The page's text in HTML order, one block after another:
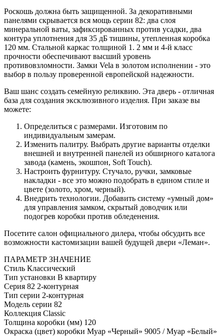
Роскошь должна быть защищенной. За декоративными
панелями скрывается вся мощь серии 82: два слоя
минеральной ваты, зафиксированных против усадки, два
контура уплотнения для 35 дБ тишины, утепленная коробка
120 мм. Стальной каркас толщиной 1. 2 мм и 4-й класс
прочности обеспечивают высший уровень
противовзломности. Замки Vela в золотом исполнении - это
выбор в пользу проверенной европейской надежности.
Ваш шанс создать семейную реликвию. Эта дверь - отличная
база для создания эксклюзивного изделия. При заказе вы
можете:
Определиться с размерами. Изготовим по
индивидуальным замерам.
Изменить палитру. Выбрать другие варианты отделки
внешней и внутренней панелей из обширного каталога
завода (камень, экошпон, Soft Touch).
Настроить фурнитуру. Стучало, ручки, замковые
накладки - все это можно подобрать в едином стиле и
цвете (золото, хром, черный).
Внедрить технологии. Добавить систему «умный дом»
для управления замком, скрытый доводчик или
подогрев коробки против обледенения.
Посетите салон официального дилера, чтобы обсудить все
возможности кастомизации вашей будущей двери «Леман».
ПАРАМЕТР ЗНАЧЕНИЕ
Стиль Классический
Тип установки В квартиру
Серия 82 2-контурная
Тип серии 2-контурная
Модель серии 82
Коллекция Classic
Толщина коробки (мм) 120
Окраска (цвет) коробки Муар «Черный» 9005 / Муар «Белый»